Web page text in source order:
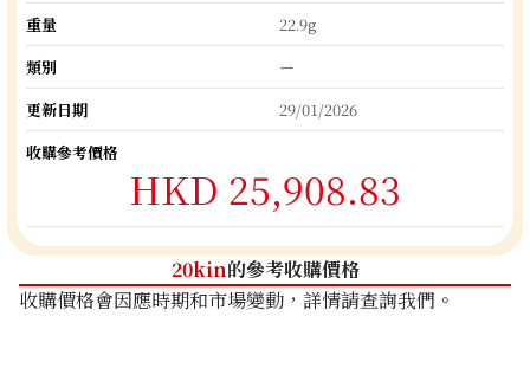
重量
22.9g
類別
ー
更新日期
29/01/2026
收購參考價格
HKD 25,908.83
20kin的參考收購價格
收購價格會因應時期和市場變動，詳情請查詢我們。